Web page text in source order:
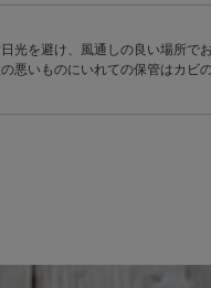
光を避け、風通しの良い場所で
悪いものにいれての保管はカビ